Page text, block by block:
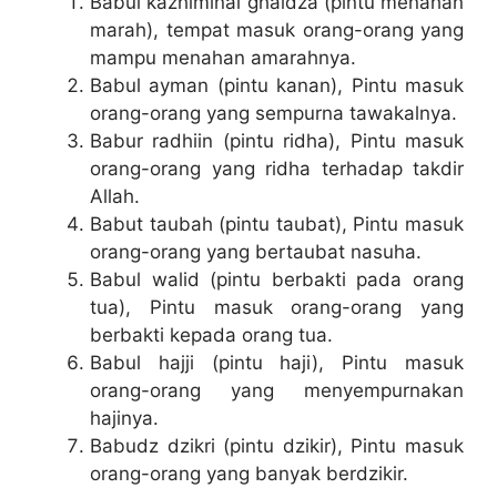
marah), tempat masuk orang-orang yang
mampu menahan amarahnya.
Babul ayman (pintu kanan), Pintu masuk
orang-orang yang sempurna tawakalnya.
Babur radhiin (pintu ridha), Pintu masuk
orang-orang yang ridha terhadap takdir
Allah.
Babut taubah (pintu taubat), Pintu masuk
orang-orang yang bertaubat nasuha.
Babul walid (pintu berbakti pada orang
tua), Pintu masuk orang-orang yang
berbakti kepada orang tua.
Babul hajji (pintu haji), Pintu masuk
orang-orang yang menyempurnakan
hajinya.
Babudz dzikri (pintu dzikir), Pintu masuk
orang-orang yang banyak berdzikir.